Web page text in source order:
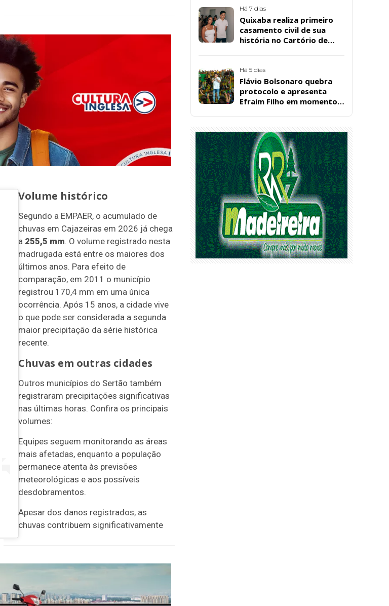
Volume histórico
Segundo a EMPAER, o acumulado de
chuvas em Cajazeiras em 2026 já chega
a 255,5 mm. O volume registrado nesta
madrugada está entre os maiores dos
últimos anos. Para efeito de
comparação, em 2011 o município
registrou 170,4 mm em uma única
ocorrência. Após 15 anos, a cidade vive
o que pode ser considerada a segunda
maior precipitação da série histórica
recente.
Chuvas em outras cidades
Outros municípios do Sertão também
registraram precipitações significativas
nas últimas horas. Confira os principais
volumes:
Equipes seguem monitorando as áreas
mais afetadas, enquanto a população
permanece atenta às previsões
meteorológicas e aos possíveis
desdobramentos.
Apesar dos danos registrados, as
chuvas contribuem significativamente
Santos, em Patos
Há 7 dias
Quixaba realiza primeiro
casamento civil de sua
história no Cartório de
Há 5 dias
Flávio Bolsonaro quebra
protocolo e apresenta
Efraim Filho em momento